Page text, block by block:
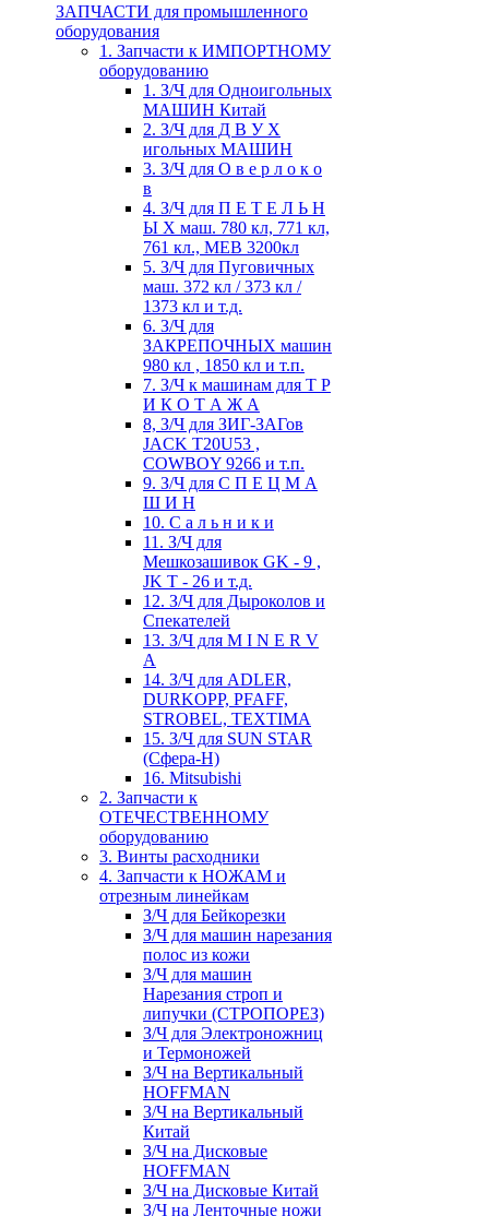
ЗАПЧАСТИ для промышленного
оборудования
1. Запчасти к ИМПОРТНОМУ
оборудованию
1. З/Ч для Одноигольных
МАШИН Китай
2. З/Ч для Д В У Х
игольных МАШИН
3. З/Ч для О в е р л о к о
в
4. З/Ч для П Е Т Е Л Ь Н
Ы Х маш. 780 кл, 771 кл,
761 кл., MEB 3200кл
5. З/Ч для Пуговичных
маш. 372 кл / 373 кл /
1373 кл и т.д.
6. З/Ч для
ЗАКРЕПОЧНЫХ машин
980 кл , 1850 кл и т.п.
7. З/Ч к машинам для Т Р
И К О Т А Ж А
8, З/Ч для ЗИГ-ЗАГов
JACK Т20U53 ,
COWBOY 9266 и т.п.
9. З/Ч для С П Е Ц М А
Ш И Н
10. С а л ь н и к и
11. З/Ч для
Мешкозашивок GK - 9 ,
JK T - 26 и т.д.
12. З/Ч для Дыроколов и
Спекателей
13. З/Ч для M I N E R V
A
14. З/Ч для ADLER,
DURKOPP, PFAFF,
STROBEL, TEXTIMA
15. З/Ч для SUN STAR
(Сфера-Н)
16. Mitsubishi
2. Запчасти к
ОТЕЧЕСТВЕННОМУ
оборудованию
3. Винты расходники
4. Запчасти к НОЖАМ и
отрезным линейкам
З/Ч для Бейкорезки
З/Ч для машин нарезания
полос из кожи
З/Ч для машин
Нарезания строп и
липучки (СТРОПОРЕЗ)
З/Ч для Электроножниц
и Термоножей
З/Ч на Вертикальный
HOFFMAN
З/Ч на Вертикальный
Китай
З/Ч на Дисковые
HOFFMAN
З/Ч на Дисковые Китай
З/Ч на Ленточные ножи